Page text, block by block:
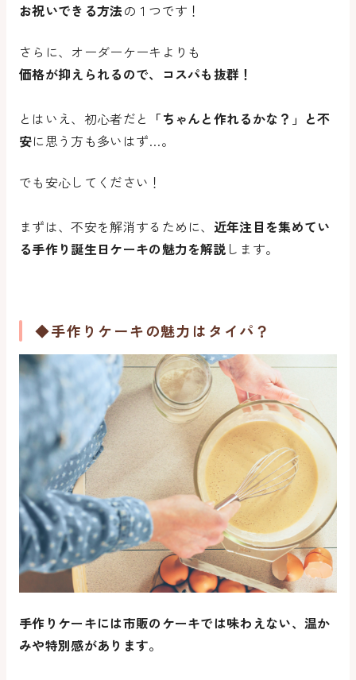
お祝いできる方法の１つです！
さらに、オーダーケーキよりも
価格が抑えられるので、コスパも抜群！
とはいえ、初心者だと 「ちゃんと作れるかな？」と不
安に思う方も多いはず…。
でも安心してください！
まずは、不安を解消するために、 近年注目を集めてい
る手作り誕生日ケーキの魅力を解説 します。
◆手作りケーキの魅力はタイパ？
手作りケーキには市販のケーキでは味わえない、温か
みや特別感があります。